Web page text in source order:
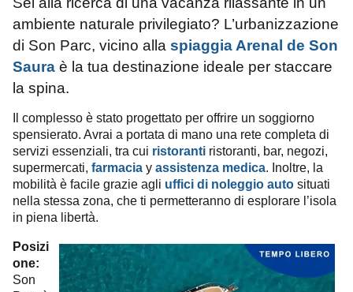
ambiente naturale privilegiato? L’urbanizzazione
di Son Parc, vicino alla spiaggia Arenal de Son
Saura è la tua destinazione ideale per staccare
la spina.
Il complesso è stato progettato per offrire un soggiorno
spensierato. Avrai a portata di mano una rete completa di
servizi essenziali, tra cui ristoranti ristoranti, bar, negozi,
supermercati, farmacia y assistenza medica. Inoltre, la
mobilità è facile grazie agli uffici di noleggio auto situati
nella stessa zona, che ti permetteranno di esplorare l’isola
in piena libertà.
Posizi
one:
Son